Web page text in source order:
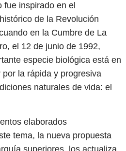
fue inspirado en el
de la Revolución
en la Cumbre de La
el 12 de junio de 1992,
especie biológica está en
la rápida y progresiva
naturales de vida: el
elaborados
tema, la nueva propuesta
superiores, los actualiza